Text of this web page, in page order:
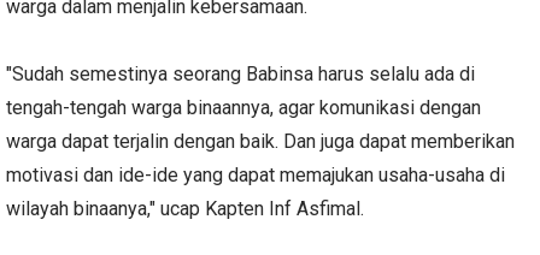
warga dalam menjalin kebersamaan.
"Sudah semestinya seorang Babinsa harus selalu ada di
tengah-tengah warga binaannya, agar komunikasi dengan
warga dapat terjalin dengan baik. Dan juga dapat memberikan
motivasi dan ide-ide yang dapat memajukan usaha-usaha di
wilayah binaanya," ucap Kapten Inf Asfimal.